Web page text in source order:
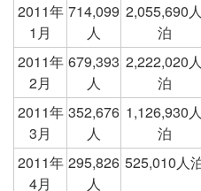
2011年
1月
714,099
人
2,055,690人
泊
2011年
2月
679,393
人
2,222,020人
泊
2011年
3月
352,676
人
1,126,930人
泊
2011年
4月
295,826
人
525,010人